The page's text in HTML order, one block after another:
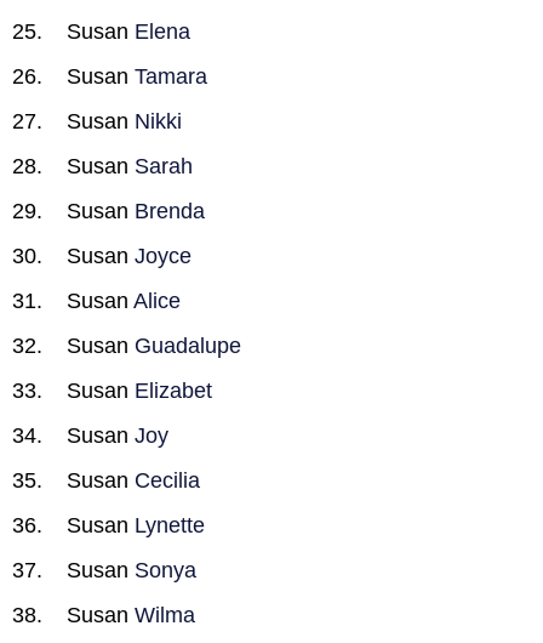
Susan Elena
Susan Tamara
Susan Nikki
Susan Sarah
Susan Brenda
Susan Joyce
Susan Alice
Susan Guadalupe
Susan Elizabet
Susan Joy
Susan Cecilia
Susan Lynette
Susan Sonya
Susan Wilma